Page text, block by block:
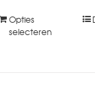
Opties
selecteren